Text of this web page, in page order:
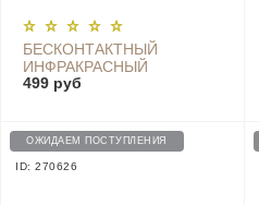
БЕСКОНТАКТНЫЙ
ИНФРАКРАСНЫЙ
ТЕРМОМЕТР HOCO
499 руб
ОЖИДАЕМ ПОСТУПЛЕНИЯ
ID: 270626